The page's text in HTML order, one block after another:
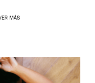
MÁS